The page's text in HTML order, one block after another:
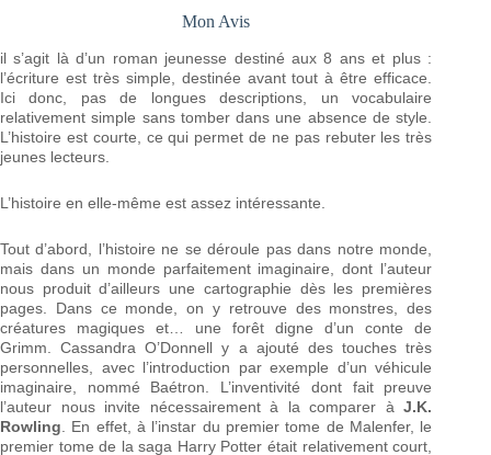
Mon Avis
il s’agit là d’un roman jeunesse destiné aux 8 ans et plus :
l’écriture est très simple, destinée avant tout à être efficace.
Ici donc, pas de longues descriptions, un vocabulaire
relativement simple sans tomber dans une absence de style.
L’histoire est courte, ce qui permet de ne pas rebuter les très
jeunes lecteurs.
L’histoire en elle-même est assez intéressante.
Tout d’abord, l’histoire ne se déroule pas dans notre monde,
mais dans un monde parfaitement imaginaire, dont l’auteur
nous produit d’ailleurs une cartographie dès les premières
pages. Dans ce monde, on y retrouve des monstres, des
créatures magiques et… une forêt digne d’un conte de
Grimm. Cassandra O’Donnell y a ajouté des touches très
personnelles, avec l’introduction par exemple d’un véhicule
imaginaire, nommé Baétron. L’inventivité dont fait preuve
l’auteur nous invite nécessairement à la comparer àJ.K.
Rowling. En effet, à l’instar du premier tome de Malenfer, le
premier tome de la saga Harry Potter était relativement court,